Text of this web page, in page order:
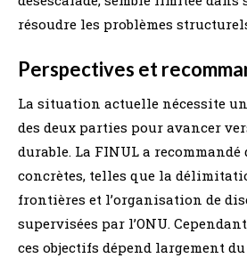
résoudre les problèmes
Perspectives et
La situation actuelle nécessite
des deux parties pour avancer
durable. La FINUL a recommandé
concrètes, telles que la
frontières et l’organisation de
supervisées par l’ONU.
ces objectifs dépend largement